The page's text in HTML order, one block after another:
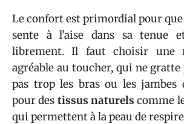
Le confort est primordial pour
sente à l’aise dans sa tenue
librement. Il faut choisir une
agréable au toucher, qui ne gratte
pas trop les bras ou les jambes
pour des tissus naturels comme
qui permettent à la peau de